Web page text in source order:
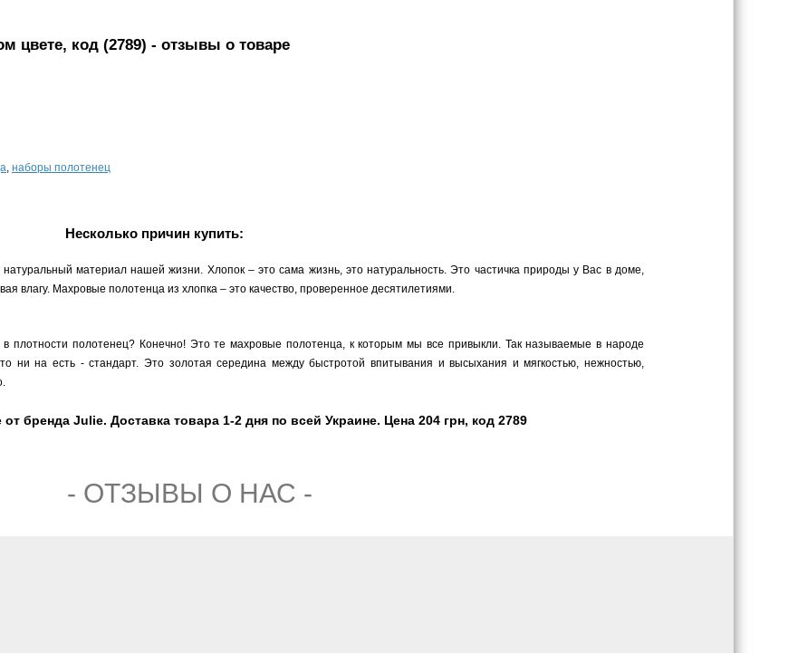
цвете, код (2789) - отзывы о товаре
, наборы полотенец
Несколько причин купить:
материал нашей жизни. Хлопок – это сама жизнь, это натуральность. Это частичка природы у Вас в доме,
влагу. Махровые полотенца из хлопка – это качество, проверенное десятилетиями.
плотности полотенец? Конечно! Это те махровые полотенца, к которым мы все привыкли. Так называемые в народе
ни на есть - стандарт. Это золотая середина между быстротой впитывания и высыхания и мягкостью, нежностью,
бренда Julie. Доставка товара 1-2 дня по всей Украине. Цена 204 грн, код 2789
- ОТЗЫВЫ О НАС -